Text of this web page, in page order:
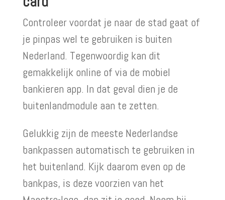
Controleer voordat je naar de stad gaat of
je pinpas wel te gebruiken is buiten
Nederland. Tegenwoordig kan dit
gemakkelijk online of via de mobiel
bankieren app. In dat geval dien je de
buitenlandmodule aan te zetten.
Gelukkig zijn de meeste Nederlandse
bankpassen automatisch te gebruiken in
het buitenland. Kijk daarom even op de
bankpas, is deze voorzien van het